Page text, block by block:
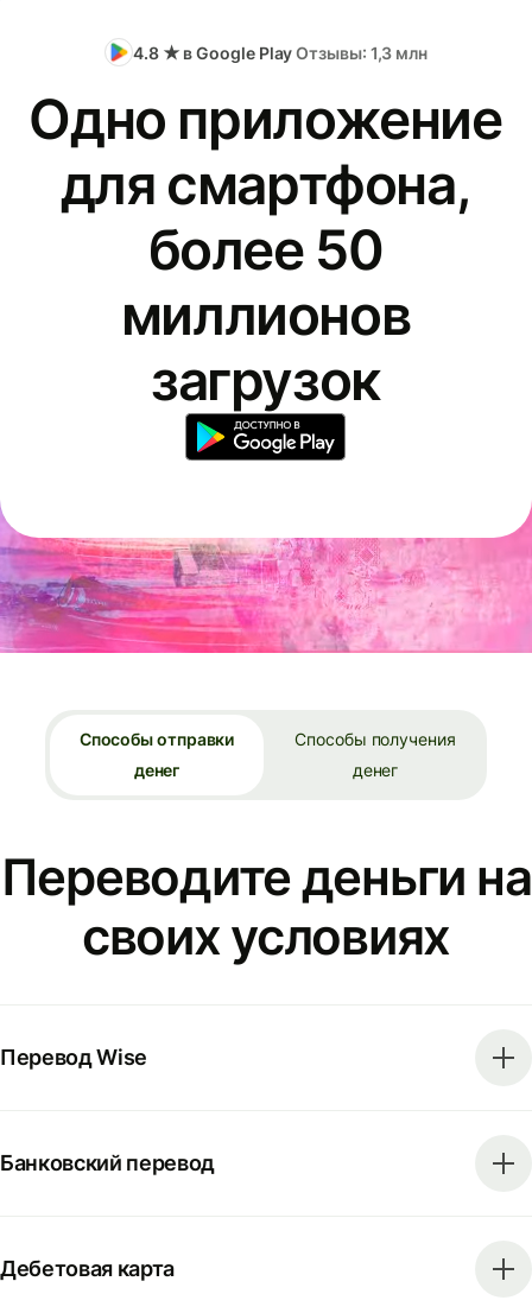
4.8 ★ в Google PlayОтзывы: 1,3 млн
Одно приложение
для смартфона,
более 50
миллионов
загрузок
Способы отправки
денег
Способы получения
денег
Переводите деньги на
своих условиях
Перевод Wise
Банковский перевод
Дебетовая карта